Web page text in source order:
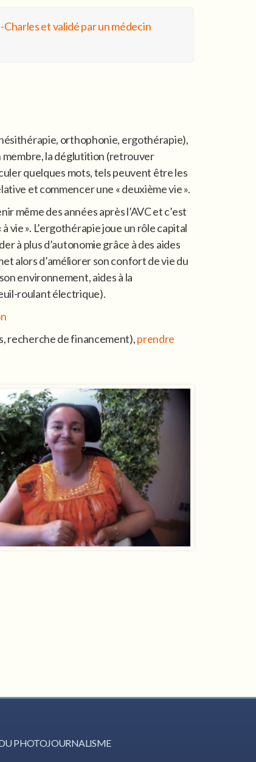
et validé par un médecin
orthophonie, ergothérapie),
membre, la déglutition (retrouver
quelques mots, tels peuvent être les
et commencer une « deuxième vie ».
même des années après l’AVC et c’est
». L’ergothérapie joue un rôle capital
à plus d’autonomie grâce à des aides
alors d’améliorer son confort de vie du
environnement, aides à la
roulant électrique).
recherche de financement),prendre
PHOTOJOURNALISME